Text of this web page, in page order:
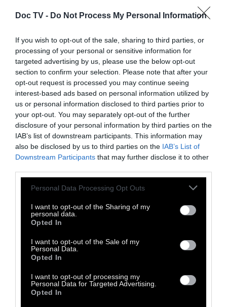
Doc TV - Do Not Process My Personal Information
If you wish to opt-out of the sale, sharing to third parties, or
processing of your personal or sensitive information for
targeted advertising by us, please use the below opt-out
section to confirm your selection. Please note that after your
opt-out request is processed you may continue seeing
interest-based ads based on personal information utilized by
us or personal information disclosed to third parties prior to
your opt-out. You may separately opt-out of the further
disclosure of your personal information by third parties on the
IAB’s list of downstream participants. This information may
also be disclosed by us to third parties on the IAB’s List of
Downstream Participants that may further disclose it to other
Personal Data Processing Opt Outs
I want to opt-out of the Sharing of my
personal data.
Opted In
I want to opt-out of the Sale of my
Personal Data.
Opted In
I want to opt-out of processing my
Personal Data for Targeted Advertising.
Opted In
210
ΔΩΡΕΑΝ: Ο Τοίχος
Αναρρίχησης του ΚΠΙΣΝ
Με ελεύθερη είσοδο και συμμετοχή
28 Νοεμβρίου 2023